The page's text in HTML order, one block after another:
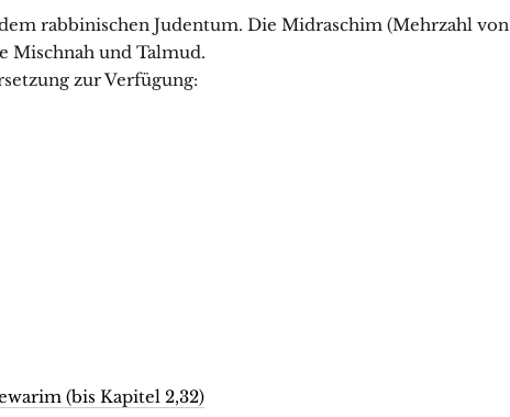
rabbinischen Judentum. Die Midraschim (Mehrzahl von
Mischnah und Talmud.
zur Verfügung:
(bis Kapitel 2,32)